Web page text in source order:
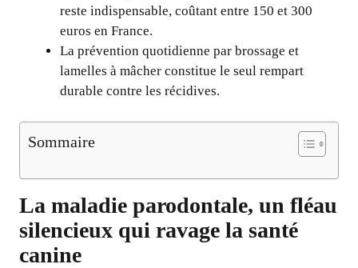
reste indispensable, coûtant entre 150 et 300
euros en France.
La prévention quotidienne par brossage et
lamelles à mâcher constitue le seul rempart
durable contre les récidives.
Sommaire
La maladie parodontale, un fléau
silencieux qui ravage la santé
canine